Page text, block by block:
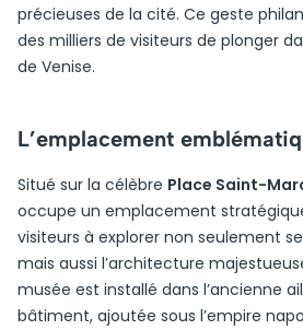
précieuses de la cité. Ce geste
des milliers de visiteurs de plonger
de Venise.
L’emplacement
Situé sur la célèbre Place Saint-
occupe un emplacement
visiteurs à explorer non seulement
mais aussi l’architecture
musée est installé dans l’ancienne
bâtiment, ajoutée sous l’empire